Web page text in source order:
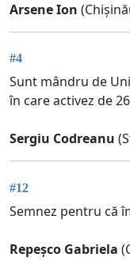
Arsene Ion
#4
Sunt mândru de
în care activez de
Sergiu Codreanu
#12
Semnez pentru că
Repeșco Gabriela